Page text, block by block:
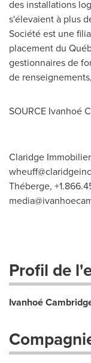
des installations
s'élevaient à plus
Société est une
placement du
gestionnaires de
de
SOURCE Ivanhoé
Claridge
Théberge,
Profil de
Ivanhoé